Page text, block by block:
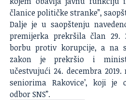
članice političke stranke”,
Dalje je u saopštenju
premijerka prekršila član 29.
borbu protiv korupcije, a na
zakon je prekršio i
učestvujući 24. decembra
seniorima Rakovice’, koji je
odbor SNS”.